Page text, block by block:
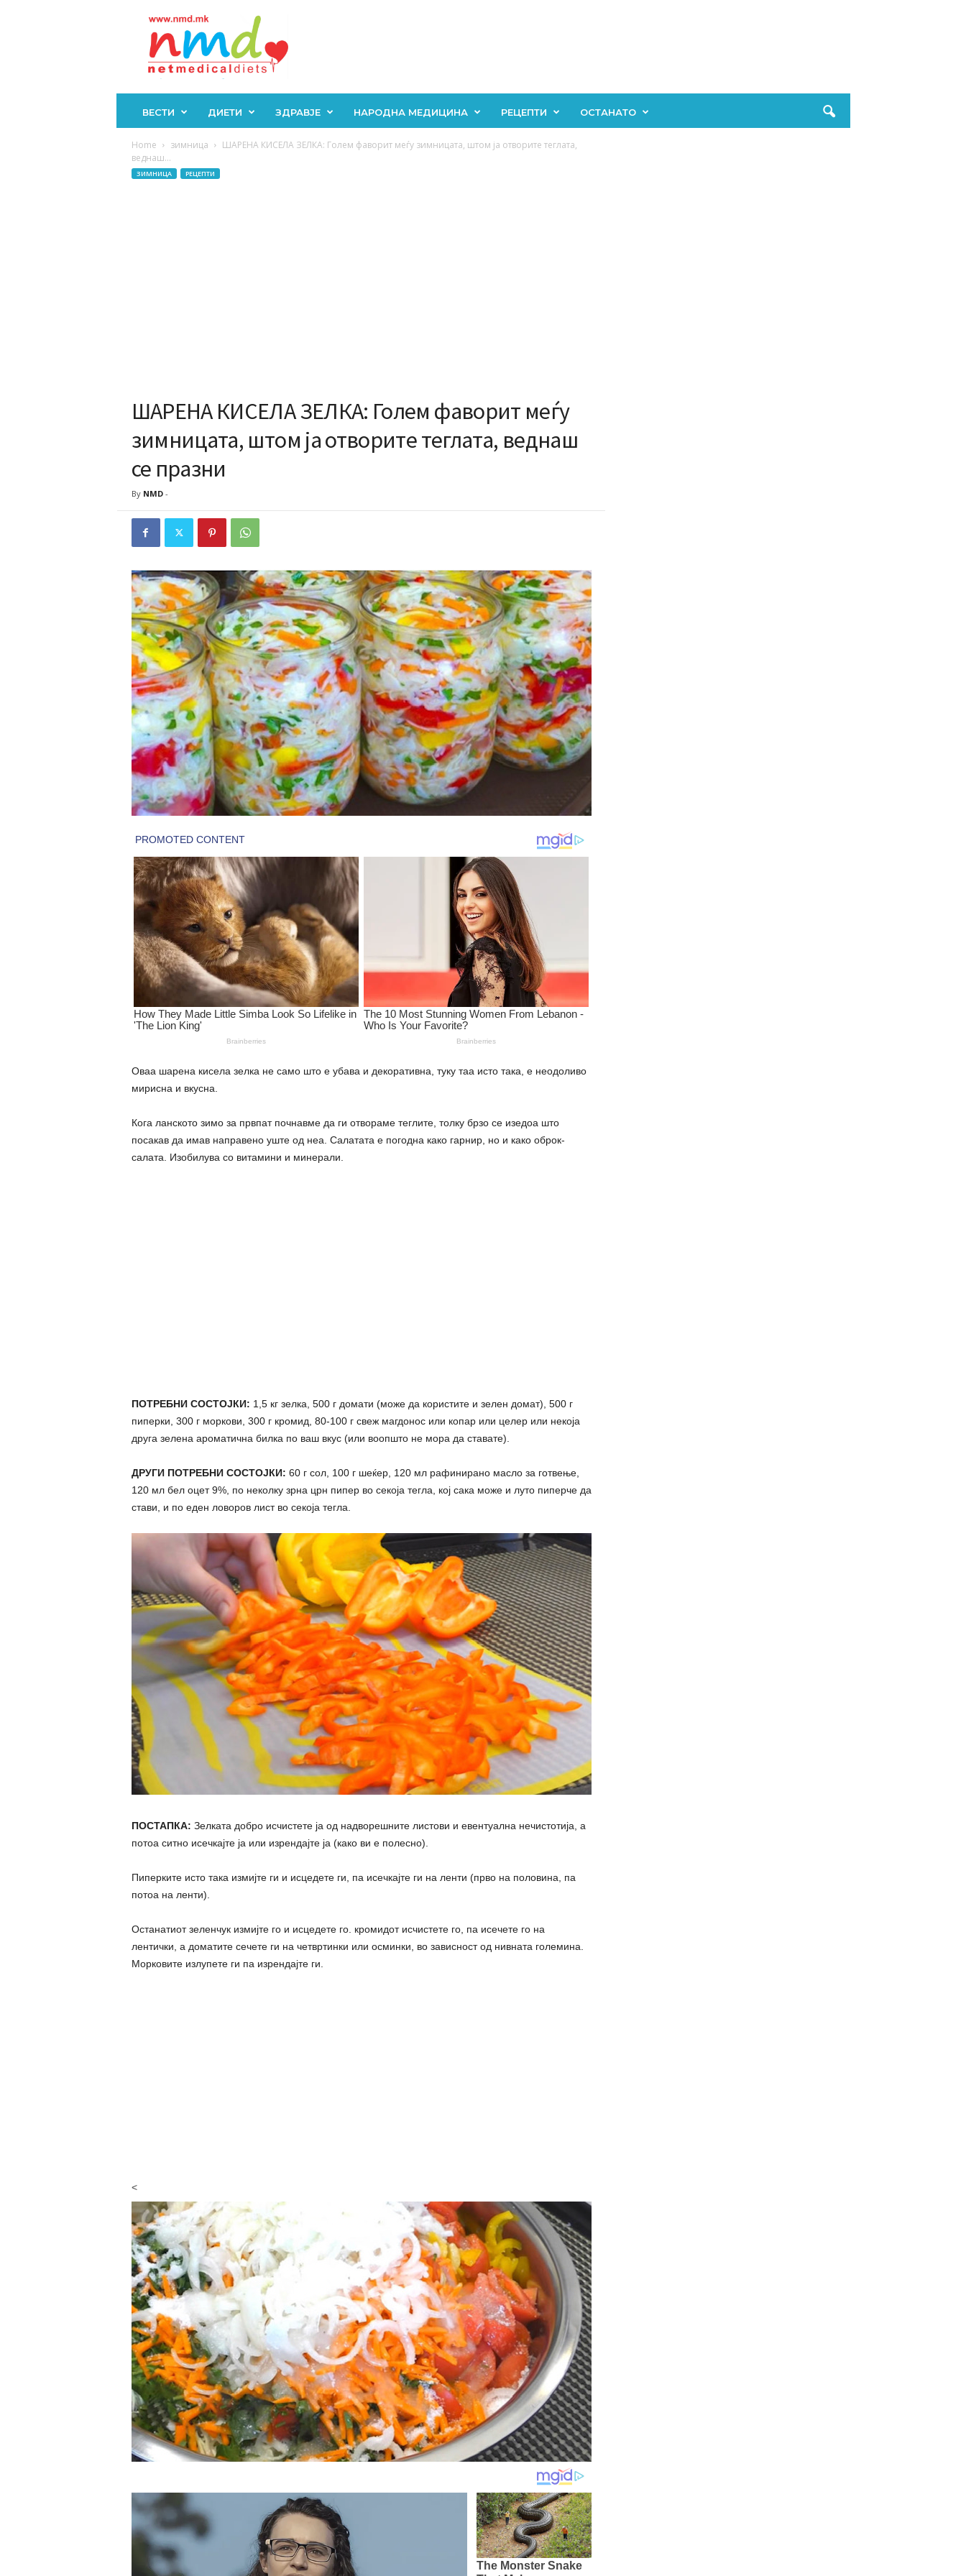
ВЕСТИ ДИЕТИ ЗДРАВЈЕ НАРОДНА МЕДИЦИНА РЕЦЕПТИ ОСТАНАТО
Home зимница
ШАРЕНА КИСЕЛА ЗЕЛКА: Голем фаворит меѓу зимницата, штом ја отворите теглата,
веднаш...
ЗИМНИЦА РЕЦЕПТИ
ШАРЕНА КИСЕЛА ЗЕЛКА: Голем фаворит меѓу
зимницата, штом ја отворите теглата, веднаш
се празни
By NMD-
Оваа шарена кисела зелка не само што е убава и декоративна, туку таа исто така, е неодоливо
мирисна и вкусна.
Кога ланското зимо за првпат почнавме да ги отвораме теглите, толку брзо се изедоа што
посакав да имав направено уште од неа. Салатата е погодна како гарнир, но и како оброк-
салата. Изобилува со витамини и минерали.
ПОТРЕБНИ СОСТОЈКИ: 1,5 кг зелка, 500 г домати (може да користите и зелен домат), 500 г
пиперки, 300 г моркови, 300 г кромид, 80-100 г свеж магдонос или копар или целер или некоја
друга зелена ароматична билка по ваш вкус (или воопшто не мора да ставате).
ДРУГИ ПОТРЕБНИ СОСТОЈКИ: 60 г сол, 100 г шеќер, 120 мл рафинирано масло за готвење,
120 мл бел оцет 9%, по неколку зрна црн пипер во секоја тегла, кој сака може и луто пиперче да
стави, и по еден ловоров лист во секоја тегла.
ПОСТАПКА: Зелката добро исчистете ја од надворешните листови и евентуална нечистотија, а
потоа ситно исечкајте ја или изрендајте ја (како ви е полесно).
Пиперките исто така измијте ги и исцедете ги, па исечкајте ги на ленти (прво на половина, па
потоа на ленти).
Останатиот зеленчук измијте го и исцедете го. кромидот исчистете го, па исечете го на
лентички, а доматите сечете ги на четвртинки или осминки, во зависност од нивната големина.
Морковите излупете ги па изрендајте ги.
<